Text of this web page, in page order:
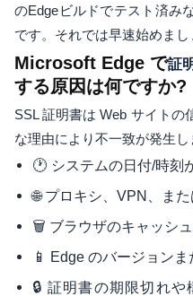
のEdgeビルドでテスト済み
です。それでは早速始めまし
Microsoft Edge で証
する原因は何ですか?
SSL 証明書は Web サイトの
な理由により不一致が発生し
🕐 システムの日付/時刻
🌐 プロキシ、VPN、ま
🗑️ ブラウザのキャッシ
📱 Edge のバージョンま
🔒 証明書の期限切れ